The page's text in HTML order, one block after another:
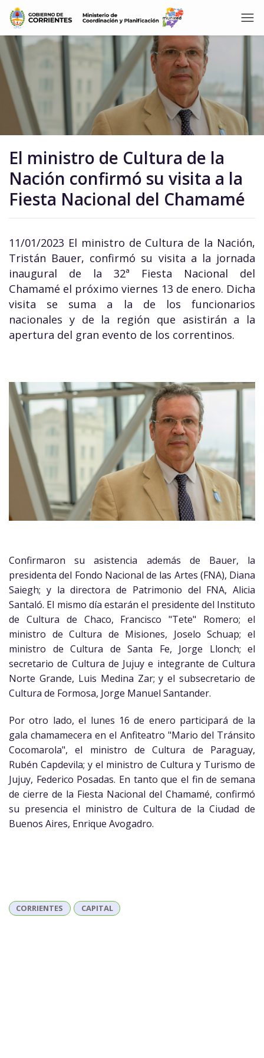
El ministro de Cultura de la
Nación confirmó su visita a la
Fiesta Nacional del Chamamé
11/01/2023 El ministro de Cultura de la Nación,
Tristán Bauer, confirmó su visita a la jornada
inaugural de la 32ª Fiesta Nacional del
Chamamé el próximo viernes 13 de enero. Dicha
visita se suma a la de los funcionarios
nacionales y de la región que asistirán a la
apertura del gran evento de los correntinos.
Confirmaron su asistencia además de Bauer, la
presidenta del Fondo Nacional de las Artes (FNA), Diana
Saiegh; y la directora de Patrimonio del FNA, Alicia
Santaló. El mismo día estarán el presidente del Instituto
de Cultura de Chaco, Francisco "Tete" Romero; el
ministro de Cultura de Misiones, Joselo Schuap; el
ministro de Cultura de Santa Fe, Jorge Llonch; el
secretario de Cultura de Jujuy e integrante de Cultura
Norte Grande, Luis Medina Zar; y el subsecretario de
Cultura de Formosa, Jorge Manuel Santander.
Por otro lado, el lunes 16 de enero participará de la
gala chamamecera en el Anfiteatro "Mario del Tránsito
Cocomarola", el ministro de Cultura de Paraguay,
Rubén Capdevila; y el ministro de Cultura y Turismo de
Jujuy, Federico Posadas. En tanto que el fin de semana
de cierre de la Fiesta Nacional del Chamamé, confirmó
su presencia el ministro de Cultura de la Ciudad de
Buenos Aires, Enrique Avogadro.
CORRIENTES CAPITAL